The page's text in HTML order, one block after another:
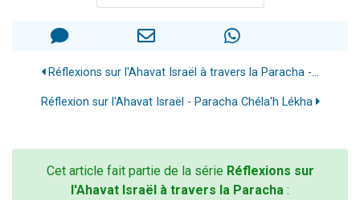
Réflexions sur l'Ahavat Israël à travers la Paracha -...
Réflexion sur l'Ahavat Israël - Paracha Chéla'h Lékha
Cet article fait partie de la série Réflexions sur
l'Ahavat Israël à travers la Paracha :